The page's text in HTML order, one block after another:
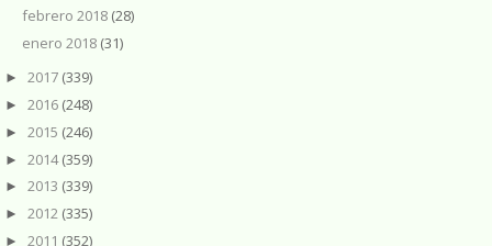
febrero 2018 (28)
enero 2018 (31)
► 2017 (339)
► 2016 (248)
► 2015 (246)
► 2014(359)
► 2013 (339)
► 2012 (335)
► 2011 (352)